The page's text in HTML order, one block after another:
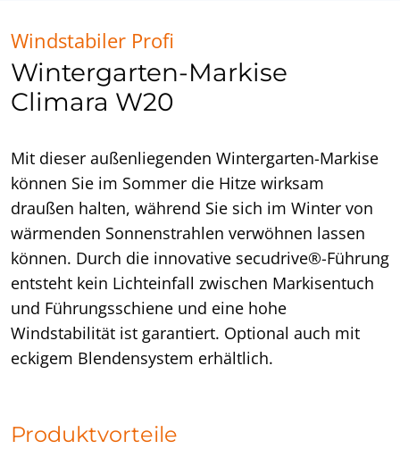
Windstabiler Profi
Wintergarten-Markise
Climara W20
Mit dieser außenliegenden Wintergarten-Markise
können Sie im Sommer die Hitze wirksam
draußen halten, während Sie sich im Winter von
wärmenden Sonnenstrahlen verwöhnen lassen
können. Durch die innovative secudrive®-Führung
entsteht kein Lichteinfall zwischen Markisentuch
und Führungsschiene und eine hohe
Windstabilität ist garantiert. Optional auch mit
eckigem Blendensystem erhältlich.
Produktvorteile